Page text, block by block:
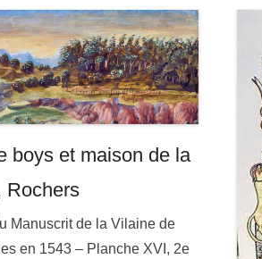
boys et maison de la
Rochers
Manuscrit de la Vilaine de
en 1543 – Planche XVI, 2e